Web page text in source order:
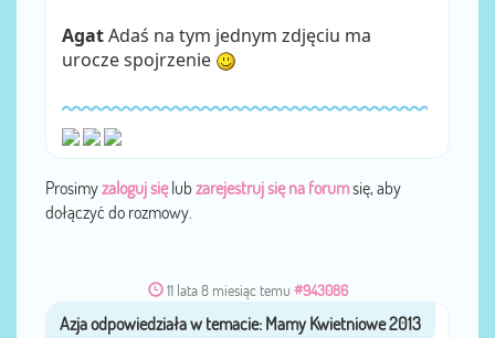
AgatAdaś na tym jednym zdjęciu ma
urocze spojrzenie
Prosimyzaloguj sięlub zarejestruj się na forumsię, aby
dołączyć do rozmowy.
11 lata 8 miesiąc temu #943086
przezAzja